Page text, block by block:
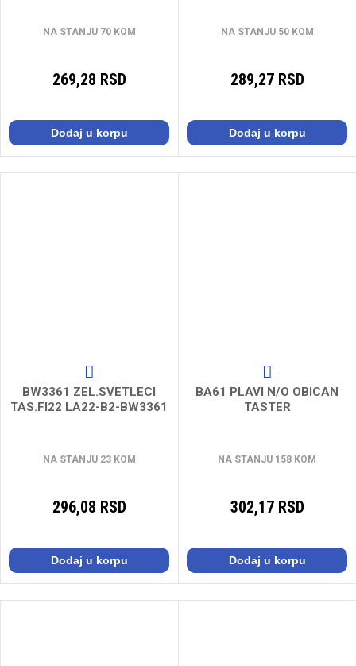
NA STANJU 70 KOM
269,28 RSD
Dodaj u korpu
NA STANJU 50 KOM
289,27 RSD
Dodaj u korpu
BW3361 ZEL.SVETLECI
TAS.FI22 LA22-B2-BW3361
NA STANJU 23 KOM
296,08 RSD
Dodaj u korpu
BA61 PLAVI N/O OBICAN
TASTER
NA STANJU 158 KOM
302,17 RSD
Dodaj u korpu